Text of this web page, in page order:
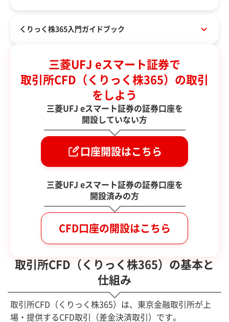
くりっく株365 入門ガイドブック
三菱UFJ eスマート証券で
取引所CFD（くりっく株365）の取引
をしよう
三菱UFJ eスマート証券の証券口座を
開設していない方
口座開設はこちら
三菱UFJ eスマート証券の証券口座を
開設済みの方
CFD口座の開設はこちら
取引所CFD（くりっく株365）の基本と
仕組み
取引所CFD（くりっく株365）は、東京金融取引所が上
場・提供するCFD取引（差金決済取引）です。